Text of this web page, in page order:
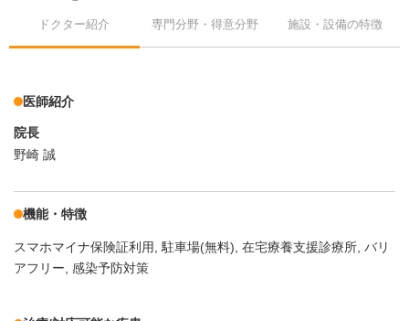
ドクター紹介 専門分野・得意分野 施設・設備の特徴
医師紹介
院長
野崎 誠
機能・特徴
スマホマイナ保険証利用 駐車場(無料) 在宅療養支援診療所 バリ
アフリー 感染予防対策